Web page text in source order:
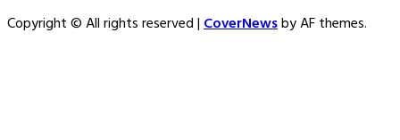
Copyright © All rights reserved|CoverNewsby AF themes.